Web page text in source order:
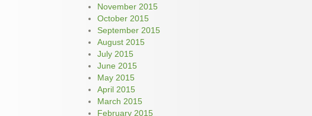
November 2015
October 2015
September 2015
August 2015
July 2015
June 2015
May 2015
April 2015
March 2015
February 2015